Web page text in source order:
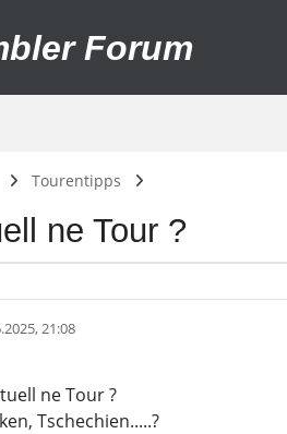
Forum
Tourentipps
ne Tour ?
21:08
ne Tour ?
Tschechien.....?